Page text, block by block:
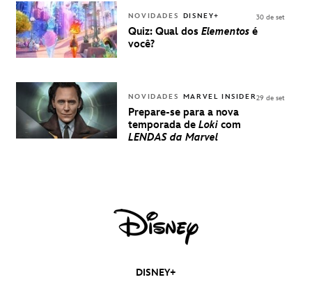
DISNEY
NOVIDADES DISNEY+
Quiz: Qual dos Elementos é
você?
30 de set
NOVIDADES MARVEL INSIDER
Prepare-se para a nova
temporada de Loki com
LENDAS da Marvel
29 de set
DISNEY+